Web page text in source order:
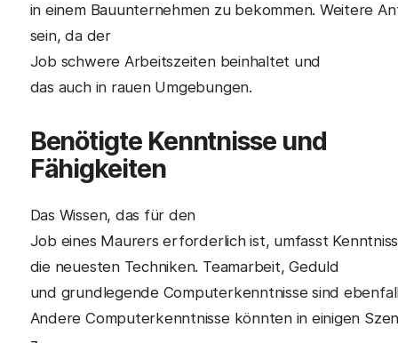
in einem Bauunternehmen zu bekommen. Weitere
sein, da der
Job schwere Arbeitszeiten beinhaltet und
das auch in rauen Umgebungen.
Benötigte Kenntnisse und
Fähigkeiten
Das Wissen, das für den
Job eines Maurers erforderlich ist, umfasst
die neuesten Techniken. Teamarbeit, Geduld
und grundlegende Computerkenntnisse sind
Andere Computerkenntnisse könnten in einigen